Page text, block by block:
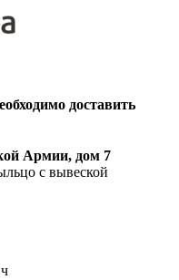
доставить
Армии, дом 7
с вывеской